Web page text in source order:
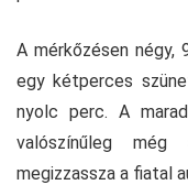
A mérkőzésen
egy kétperces
nyolc perc. A
valószínűleg
megizzassza a fiatal